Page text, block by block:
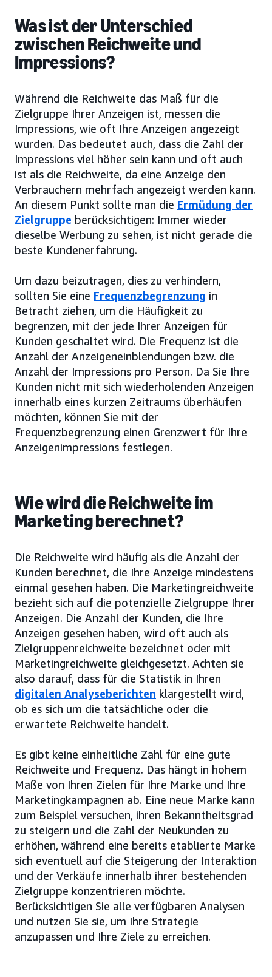
Was ist der Unterschied
zwischen Reichweite und
Impressions?
Während die Reichweite das Maß für die
Zielgruppe Ihrer Anzeigen ist, messen die
Impressions, wie oft Ihre Anzeigen angezeigt
wurden. Das bedeutet auch, dass die Zahl der
Impressions viel höher sein kann und oft auch
ist als die Reichweite, da eine Anzeige den
Verbrauchern mehrfach angezeigt werden kann.
An diesem Punkt sollte man die Ermüdung der
Zielgruppe berücksichtigen: Immer wieder
dieselbe Werbung zu sehen, ist nicht gerade die
beste Kundenerfahrung.
Um dazu beizutragen, dies zu verhindern,
sollten Sie eine Frequenzbegrenzung in
Betracht ziehen, um die Häufigkeit zu
begrenzen, mit der jede Ihrer Anzeigen für
Kunden geschaltet wird. Die Frequenz ist die
Anzahl der Anzeigeneinblendungen bzw. die
Anzahl der Impressions pro Person. Da Sie Ihre
Kunden nicht mit sich wiederholenden Anzeigen
innerhalb eines kurzen Zeitraums überhäufen
möchten, können Sie mit der
Frequenzbegrenzung einen Grenzwert für Ihre
Anzeigenimpressions festlegen.
Wie wird die Reichweite im
Marketing berechnet?
Die Reichweite wird häufig als die Anzahl der
Kunden berechnet, die Ihre Anzeige mindestens
einmal gesehen haben. Die Marketingreichweite
bezieht sich auf die potenzielle Zielgruppe Ihrer
Anzeigen. Die Anzahl der Kunden, die Ihre
Anzeigen gesehen haben, wird oft auch als
Zielgruppenreichweite bezeichnet oder mit
Marketingreichweite gleichgesetzt. Achten sie
also darauf, dass für die Statistik in Ihren
digitalen Analyseberichten klargestellt wird,
ob es sich um die tatsächliche oder die
erwartete Reichweite handelt.
Es gibt keine einheitliche Zahl für eine gute
Reichweite und Frequenz. Das hängt in hohem
Maße von Ihren Zielen für Ihre Marke und Ihre
Marketingkampagnen ab. Eine neue Marke kann
zum Beispiel versuchen, ihren Bekanntheitsgrad
zu steigern und die Zahl der Neukunden zu
erhöhen, während eine bereits etablierte Marke
sich eventuell auf die Steigerung der Interaktion
und der Verkäufe innerhalb ihrer bestehenden
Zielgruppe konzentrieren möchte.
Berücksichtigen Sie alle verfügbaren Analysen
und nutzen Sie sie, um Ihre Strategie
anzupassen und Ihre Ziele zu erreichen.